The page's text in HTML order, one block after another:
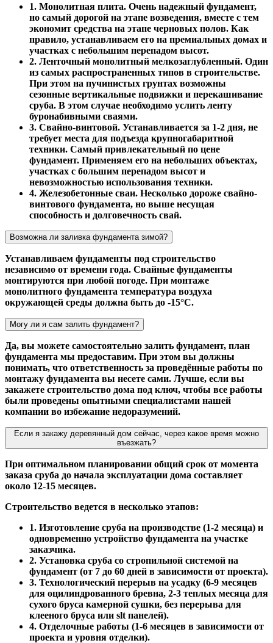
1. Монолитная плита. Очень надежный фундамент,
но самый дорогой на этапе возведения, вместе с тем
экономит средства на этапе черновых полов. Как
правило, устанавливаем его на премиальных домах и
участках с небольшим перепадом высот.
2. Ленточный монолитный мелкозаглубленный. Один
из самых распространенных типов в строительстве.
При этом на пучинистых грунтах возможны
сезонные вертикальные подвижки и перекашивание
сруба. В этом случае необходимо услить ленту
буронабивными сваями.
3. Свайно-винтовой. Устанавливается за 1-2 дня, не
требует места для подъезда крупногабаритной
техники. Самый привлекательный по цене
фундамент. Применяем его на небольших объектах,
участках с большим перепадом высот и
невозможностью использования техники.
4. Железобетонные сваи. Несколько дороже свайно-
винтового фундамента, но выше несущая
способность и долговечность свай.
Возможна ли заливка фундамента зимой?
Устанавливаем фундаменты под строительство
независимо от времени года. Свайные фундаменты
монтируются при любой погоде. При монтаже
монолитного фундамента температура воздуха
окружающей среды должна быть до -15°С.
Могу ли я сам залить фундамент?
Да, вы можете самостоятельно залить фундамент, план
фундамента мы предоставим. При этом вы должны
понимать, что ответственность за проведённые работы по
монтажу фундамента вы несете сами. Лучше, если вы
закажете строительство дома под ключ, чтобы все работы
были проведены опытными специалистами нашей
компании во избежание недоразумений.
Если я закажу деревянный дом сейчас, через какое время можно
въезжать?
При оптимальном планировании общий срок от момента
заказа сруба до начала эксплуатации дома составляет
около 12-15 месяцев.
Строительство ведется в несколько этапов:
1. Изготовление сруба на производстве (1-2 месяца) и
одновременно устройство фундамента на участке
заказчика.
2. Установка сруба со стропильной системой на
фундамент (от 7 до 60 дней в зависимости от проекта).
3. Технологический перерыв на усадку (6-9 месяцев
для оцилиндрованного бревна, 2-3 теплых месяца для
сухого бруса камерной сушки, без перерыва для
клееного бруса или slt панелей).
4. Отделочные работы (1-6 месяцев в зависимости от
проекта и уровня отделки).